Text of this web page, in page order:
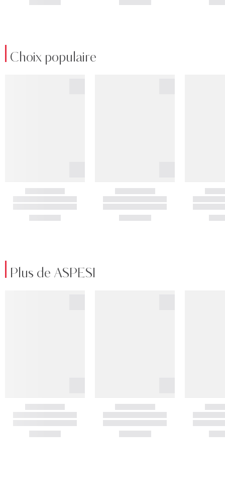
Choix populaire
Plus de ASPESI